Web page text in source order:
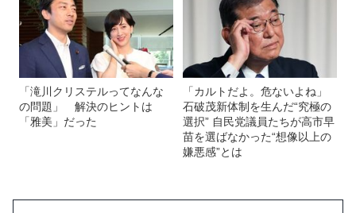
「滝川クリステルってなんな
の問題」 解決のヒントは
「雅美」だった
「カルトだよ。危ないよね」
石破茂新体制を生んだ“究極の
選択” 自民党議員たちが高市早
苗を選ばなかった“想像以上の
嫌悪感”とは